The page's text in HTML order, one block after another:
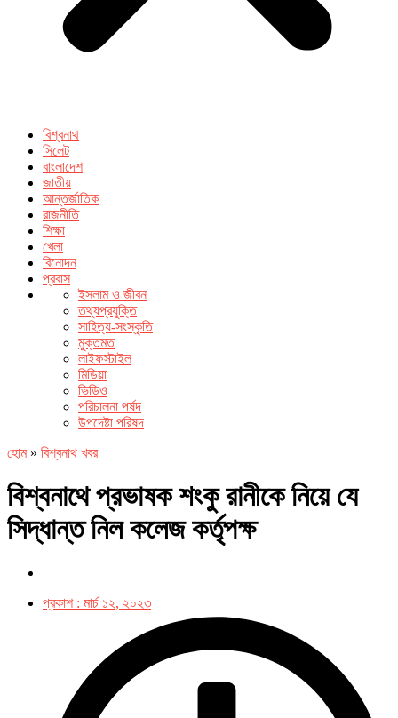
বিশ্বনাথ
সিলেট
বাংলাদেশ
জাতীয়
আন্তর্জাতিক
রাজনীতি
শিক্ষা
খেলা
বিনোদন
প্রবাস
ইসলাম ও জীবন
তথ্যপ্রযুক্তি
সাহিত্য-সংস্কৃতি
মুক্তমত
লাইফস্টাইল
মিডিয়া
ভিডিও
পরিচালনা পর্ষদ
উপদেষ্টা পরিষদ
হোম» বিশ্বনাথ খবর
বিশ্বনাথে প্রভাষক শংকু রানীকে নিয়ে যে
সিদ্ধান্ত নিল কলেজ কর্তৃপক্ষ
প্রকাশ : মার্চ ১২, ২০২৩